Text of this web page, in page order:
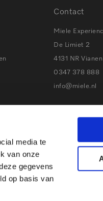
media te
van onze
gegevens
op basis van
Contact
Miele
De Limiet 2
4131 NR Vianen
0347 378 888
info@miele.nl
Volg Miele
onze